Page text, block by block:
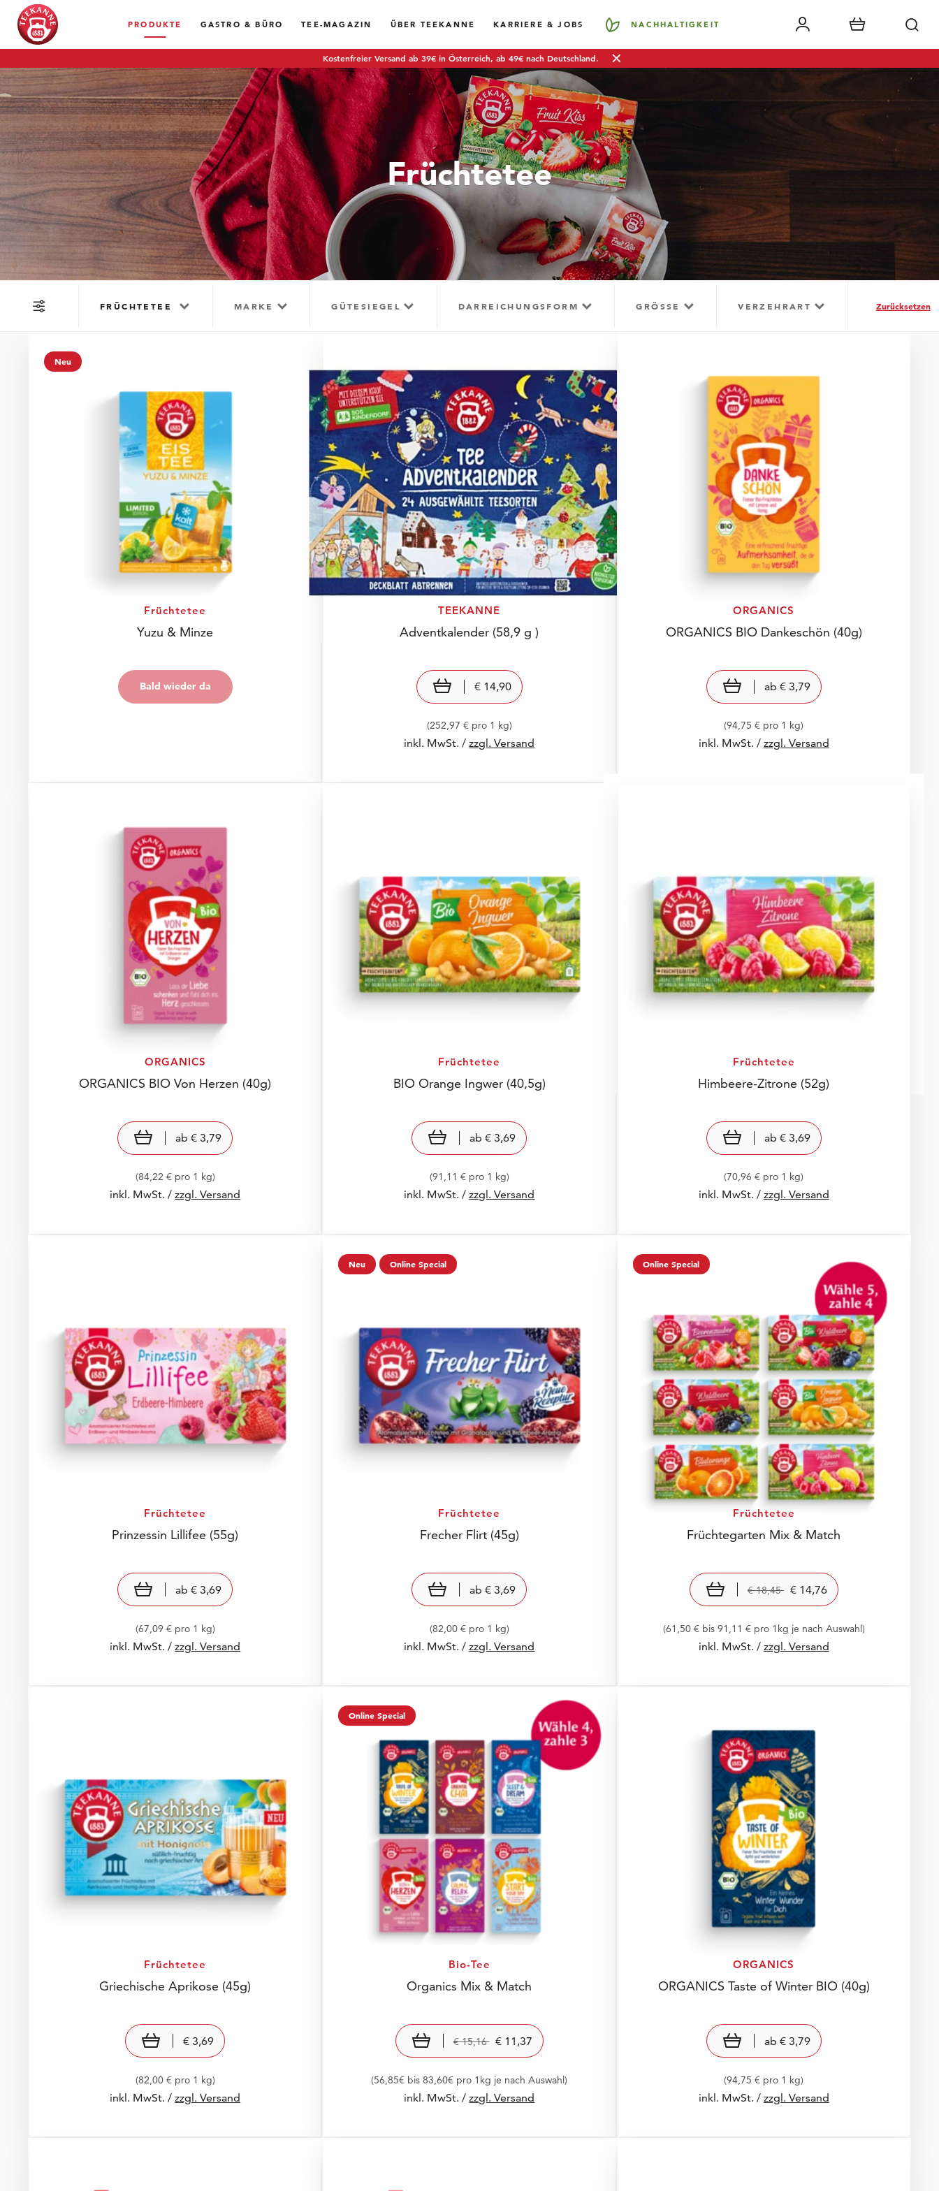
PRODUKTE GASTRO & BÜRO TEE-MAGAZIN ÜBER TEEKANNE KARRIERE & JOBS NACHHALTIGKEIT
Kostenfreier Versand ab 39€ in Österreich, ab 49€ nach Deutschland.
Früchtetee
FRÜCHTETEE MARKE GÜTESIEGEL DARREICHUNGSFORM GRÖSSE VERZEHRART Zurücksetzen
Neu
Früchtetee
Yuzu & Minze
Bald wieder da
Bald wieder da
TEEKANNE
Adventkalender (58,9 g )
In den Warenkorb
€ 14,90
(252,97 € pro 1 kg)
inkl. MwSt. /zzgl. Versand
ORGANICS
ORGANICS BIO Dankeschön (40g)
view product
ab € 3,79
(94,75 € pro 1 kg)
inkl. MwSt. / zzgl. Versand
ORGANICS
ORGANICS BIO Von Herzen (40g)
view product
ab€ 3,79
(84,22 € pro 1 kg)
inkl. MwSt. /zzgl. Versand
Früchtetee
BIO Orange Ingwer (40,5g)
view product
ab€ 3,69
(91,11 € pro 1 kg)
inkl. MwSt. /zzgl. Versand
Früchtetee
Himbeere-Zitrone (52g)
view product
ab € 3,69
(70,96 € pro 1 kg)
inkl. MwSt. / zzgl. Versand
Früchtetee
Prinzessin Lillifee (55g)
view product
ab€ 3,69
(67,09 € pro 1 kg)
inkl. MwSt. /zzgl. Versand
Neu Online Special
Früchtetee
Frecher Flirt (45g)
view product
ab€ 3,69
(82,00 € pro 1 kg)
inkl. MwSt. /zzgl. Versand
Online Special
Früchtetee
Früchtegarten Mix & Match
In den Warenkorb
€ 18,45 € 14,76
(61,50 € bis 91,11 € pro 1kg je nach Auswahl)
inkl. MwSt. / zzgl. Versand
Früchtetee
Griechische Aprikose (45g)
In den Warenkorb
€ 3,69
(82,00 € pro 1 kg)
inkl. MwSt. /zzgl. Versand
Online Special
Bio-Tee
Organics Mix & Match
In den Warenkorb
€ 15,16 € 11,37
(56,85€ bis 83,60€ pro 1kg je nach Auswahl)
inkl. MwSt. /zzgl. Versand
ORGANICS
ORGANICS Taste of Winter BIO (40g)
view product
ab € 3,79
(94,75 € pro 1 kg)
inkl. MwSt. / zzgl. Versand